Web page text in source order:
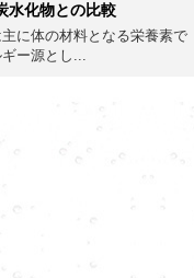
水化物との比較
に体の材料となる栄養素で
ー源とし...